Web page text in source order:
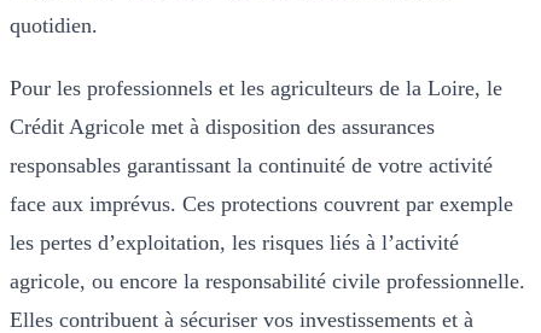
quotidien.
Pour les professionnels et les agriculteurs de la Loire, le
Crédit Agricole met à disposition des assurances
responsables garantissant la continuité de votre activité
face aux imprévus. Ces protections couvrent par exemple
les pertes d’exploitation, les risques liés à l’activité
agricole, ou encore la responsabilité civile professionnelle.
Elles contribuent à sécuriser vos investissements et à